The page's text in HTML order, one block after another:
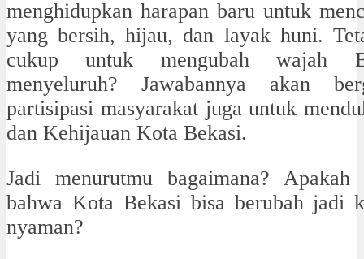
menghidupkan harapan baru untuk
yang bersih, hijau, dan layak huni.
cukup untuk mengubah wajah
menyeluruh? Jawabannya akan
partisipasi masyarakat juga untuk
dan Kehijauan Kota Bekasi.
Jadi menurutmu bagaimana? Apakah
bahwa Kota Bekasi bisa berubah jadi
nyaman?